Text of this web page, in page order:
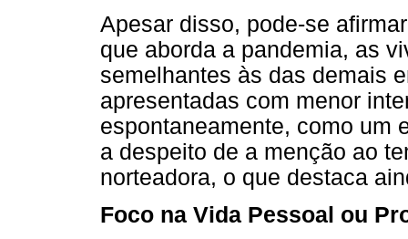
Apesar disso, pode-se
que aborda a pandemia, as
semelhantes às das demais
apresentadas com menor
espontaneamente, como um
a despeito de a menção ao
norteadora, o que destaca
Foco na Vida Pessoal ou